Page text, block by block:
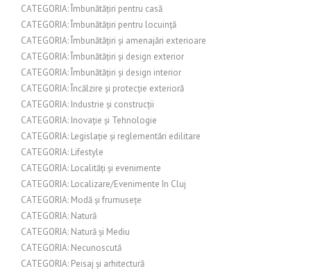
CATEGORIA: Îmbunătățiri pentru casă
CATEGORIA: Îmbunătățiri pentru locuință
CATEGORIA: Îmbunătățiri și amenajări exterioare
CATEGORIA: Îmbunătățiri și design exterior
CATEGORIA: Îmbunătățiri și design interior
CATEGORIA: Încălzire și protecție exterioră
CATEGORIA: Industrie și construcții
CATEGORIA: Inovație și Tehnologie
CATEGORIA: Legislație și reglementări edilitare
CATEGORIA: Lifestyle
CATEGORIA: Localități și evenimente
CATEGORIA: Localizare/Evenimente în Cluj
CATEGORIA: Modă și frumusețe
CATEGORIA: Natură
CATEGORIA: Natură și Mediu
CATEGORIA: Necunoscută
CATEGORIA: Peisaj și arhitectură